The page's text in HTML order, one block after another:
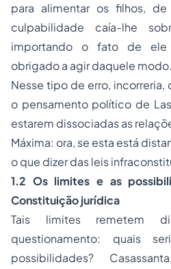
para alimentar os filhos,
culpabilidade caía-lhe
importando o fato de ele
obrigado a agir daquele modo.
Nesse tipo de erro,
o pensamento político de
estarem dissociadas as
Máxima: ora, se esta está
o que dizer das leis
1.2 Os limites e as
Constituição jurídica
Tais limites remetem
questionamento: quais
possibilidades?